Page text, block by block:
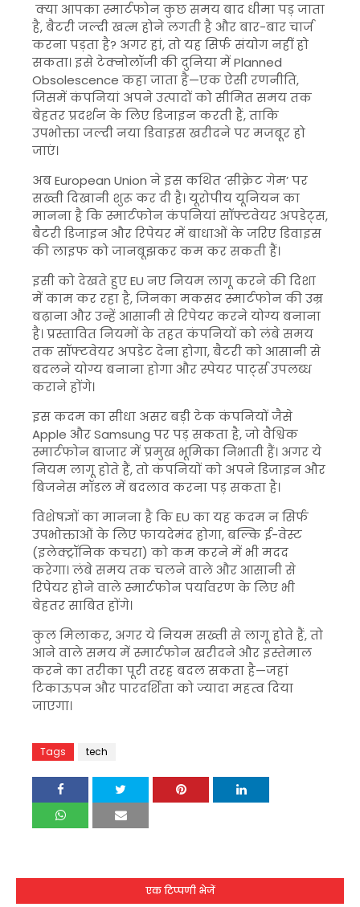
क्या आपका स्मार्टफोन कुछ समय बाद धीमा पड़ जाता
है, बैटरी जल्दी खत्म होने लगती है और बार-बार चार्ज
करना पड़ता है? अगर हां, तो यह सिर्फ संयोग नहीं हो
सकता। इसे टेक्नोलॉजी की दुनिया मेंPlanned
Obsolescence कहा जाता है—एक ऐसी रणनीति,
जिसमें कंपनियां अपने उत्पादों को सीमित समय तक
बेहतर प्रदर्शन के लिए डिजाइन करती हैं, ताकि
उपभोक्ता जल्दी नया डिवाइस खरीदने पर मजबूर हो
जाएं।
अबEuropean Union ने इस कथित ‘सीक्रेट गेम’ पर
सख्ती दिखानी शुरू कर दी है। यूरोपीय यूनियन का
मानना है कि स्मार्टफोन कंपनियां सॉफ्टवेयर अपडेट्स,
बैटरी डिजाइन और रिपेयर में बाधाओं के जरिए डिवाइस
की लाइफ को जानबूझकर कम कर सकती हैं।
इसी को देखते हुए EU नए नियम लागू करने की दिशा
में काम कर रहा है, जिनका मकसद स्मार्टफोन की उम्र
बढ़ाना और उन्हें आसानी से रिपेयर करने योग्य बनाना
है। प्रस्तावित नियमों के तहत कंपनियों को लंबे समय
तक सॉफ्टवेयर अपडेट देना होगा, बैटरी को आसानी से
बदलने योग्य बनाना होगा और स्पेयर पार्ट्स उपलब्ध
कराने होंगे।
इस कदम का सीधा असर बड़ी टेक कंपनियों जैसे
Apple औरSamsung पर पड़ सकता है, जो वैश्विक
स्मार्टफोन बाजार में प्रमुख भूमिका निभाती हैं। अगर ये
नियम लागू होते हैं, तो कंपनियों को अपने डिजाइन और
बिजनेस मॉडल में बदलाव करना पड़ सकता है।
विशेषज्ञों का मानना है कि EU का यह कदम न सिर्फ
उपभोक्ताओं के लिए फायदेमंद होगा, बल्कि ई-वेस्ट
(इलेक्ट्रॉनिक कचरा) को कम करने में भी मदद
करेगा। लंबे समय तक चलने वाले और आसानी से
रिपेयर होने वाले स्मार्टफोन पर्यावरण के लिए भी
बेहतर साबित होंगे।
कुल मिलाकर, अगर ये नियम सख्ती से लागू होते हैं, तो
आने वाले समय में स्मार्टफोन खरीदने और इस्तेमाल
करने का तरीका पूरी तरह बदल सकता है—जहां
टिकाऊपन और पारदर्शिता को ज्यादा महत्व दिया
जाएगा।
Tags tech
एक टिप्पणी भेजें